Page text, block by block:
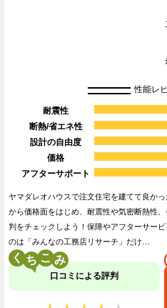
性能レ
耐震性
断熱/省エネ性
設計の自由度
価格
アフターサポート
ヤマダレオハウスで注文住宅を建てて良か
から価格面をはじめ、耐震性や気密断熱性
判をチェックしよう！保障やアフターサー
のは「みんなの工務店リサーチ」だけ…
く こ
口コミによる評判